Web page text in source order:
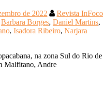
de 2022
Revista InFoco
Barbara Borges, Daniel Martins,
, Isadora Ribeiro, Narjara
na zona Sul do Rio de
Malfitano, Andre